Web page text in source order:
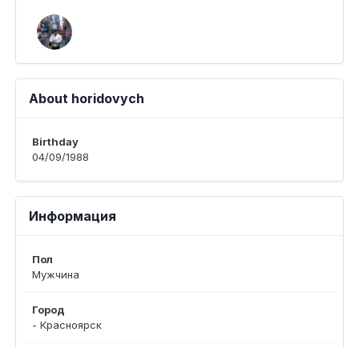
About horidovych
Birthday
04/09/1988
Информация
Пол
Мужчина
Город
- Красноярск